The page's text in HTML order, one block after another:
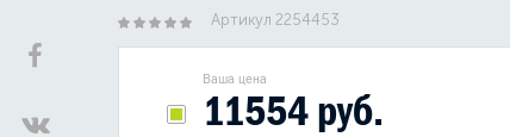
Артикул 2254453
Ваша цена
11554 руб.